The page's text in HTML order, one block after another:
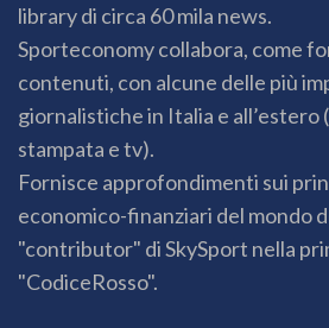
library di circa 60 mila news.
Sporteconomy collabora, come
contenuti, con alcune delle più
giornalistiche in Italia e all’estero
stampata e tv).
Fornisce approfondimenti sui
economico-finanziari del mondo
"contributor" di SkySport nella
"CodiceRosso".